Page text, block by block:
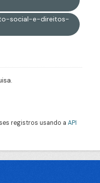
social-e-direitos-
registros usando a API